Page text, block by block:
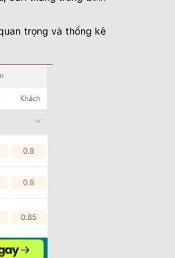
trọng và thống kê